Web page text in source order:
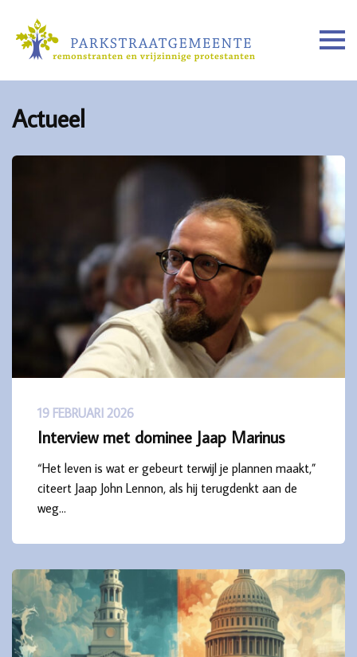
Actueel
19 FEBRUARI 2026
Interview met dominee Jaap Marinus
“Het leven is wat er gebeurt terwijl je plannen maakt,”
citeert Jaap John Lennon, als hij terugdenkt aan de
weg…